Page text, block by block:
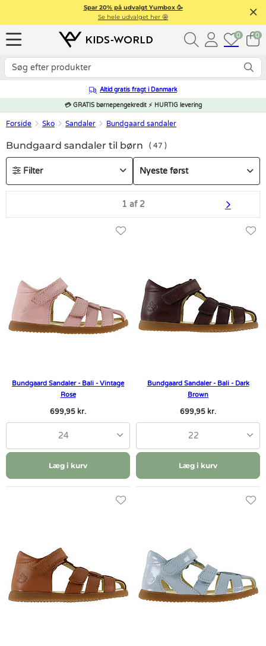
Spar 20% på udvalgt Yumbox 🥳
Se hele udvalget her 🤩
0 0
Altid gratis fragt i Danmark
💳 GRATIS børnepengekredit ⚡ HURTIG levering
Forside Sko Sandaler Bundgaard sandaler
Bundgaard sandaler til børn 47
Filter
1 af 2
Bundgaard Sandaler - Bali - Vintage
Rose
699,95 kr.
24
Læg i kurv
Bundgaard Sandaler - Bali - Dark
Brown
699,95 kr.
22
Læg i kurv